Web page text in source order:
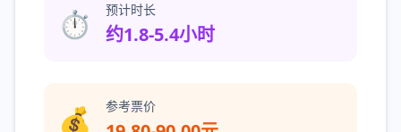
⏱️ 预计时长
约1.8-5.4小时
💰 参考票价